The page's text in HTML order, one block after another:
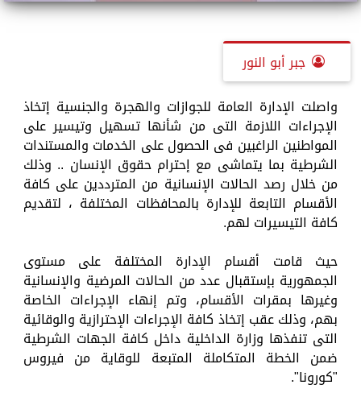
جبر أبو النور
واصلت الإدارة العامة للجوازات والهجرة والجنسية إتخاذ
الإجراءات اللازمة التى من شأنها تسهيل وتيسير على
المواطنين الراغبين فى الحصول على الخدمات والمستندات
الشرطية بما يتماشى مع إحترام حقوق الإنسان .. وذلك
من خلال رصد الحالات الإنسانية من المترددين على كافة
الأقسام التابعة للإدارة بالمحافظات المختلفة ، لتقديم
كافة التيسيرات لهم.
حيث قامت أقسام الإدارة المختلفة على مستوى
الجمهورية بإستقبال عدد من الحالات المرضية والإنسانية
وغيرها بمقرات الأقسام، وتم إنهاء الإجراءات الخاصة
بهم، وذلك عقب إتخاذ كافة الإجراءات الإحترازية والوقائية
التى تنفذها وزارة الداخلية داخل كافة الجهات الشرطية
ضمن الخطة المتكاملة المتبعة للوقاية من فيروس
"كورونا".